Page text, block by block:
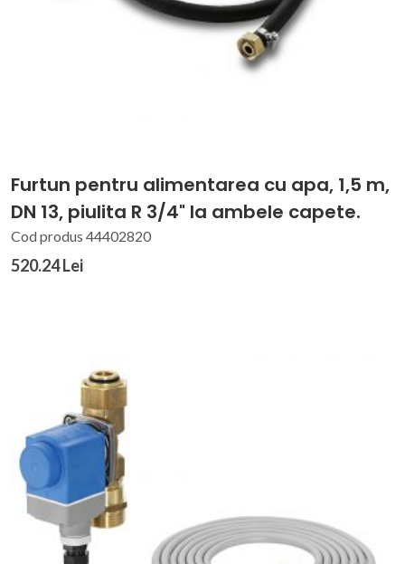
Furtun pentru alimentarea cu apa, 1,5 m,
DN 13, piulita R 3/4" la ambele capete.
Cod produs 44402820
520.24 Lei